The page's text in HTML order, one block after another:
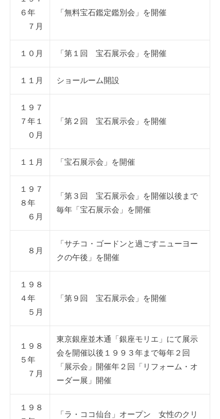
６年
７月
「無料宝石鑑定鑑別会」を開催
１０月 「第１回 宝石展示会」を開催
１１月 ショールーム開設
１９７
７年１
０月
「第２回 宝石展示会」を開催
１１月 「宝石展示会」を開催
１９７
８年
６月
「第３回 宝石展示会」を開催以後まで
毎年「宝石展示会」を開催
８月
「サチコ・ゴードンと過ごすニューヨー
クの午後」を開催
１９８
４年
５月
「第９回 宝石展示会」を開催
１９８
５年
７月
東京銀座並木通「銀座モリエ」にて展示
会を開催以後１９９３年まで毎年２回
「展示会」開催年２回「リフォーム・オ
ーダー展」開催
１９８
「ラ・ココ仙台」オープン 女性のクリ